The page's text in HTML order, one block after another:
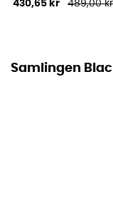
430,65 kr 489,00 kr
Samlingen